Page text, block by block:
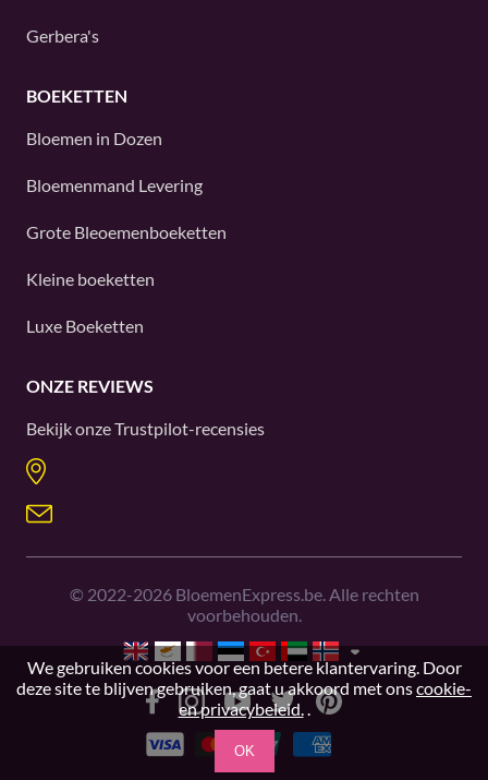
Gerbera's
BOEKETTEN
Bloemen in Dozen
Bloemenmand Levering
Grote Bleoemenboeketten
Kleine boeketten
Luxe Boeketten
ONZE REVIEWS
Bekijk onzeTrustpilot-recensies
© 2022-2026BloemenExpress.be. Alle rechten
voorbehouden.
We gebruiken cookies voor een betere klantervaring. Door
deze site te blijven gebruiken, gaat u akkoord met onscookie-
en privacybeleid..
OK